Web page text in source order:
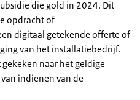
die gold in 2024. Dit
opdracht of
digitaal getekende offerte of
van het installatiebedrijf.
naar het geldige
indienen van de